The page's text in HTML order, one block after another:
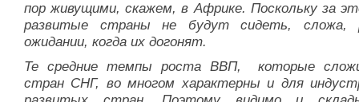
пор живущими, скажем, в Африке. Поскольку за
развитые страны не будут сидеть, сложа,
ожидании, когда их догонят.
Те средние темпы роста ВВП, которые
стран СНГ, во многом харак­терны и для